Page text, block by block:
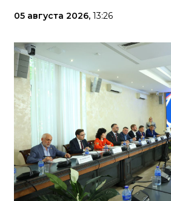
05 августа 2026, 13:26